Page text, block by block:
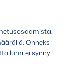
Onneksi
lumi ei synny